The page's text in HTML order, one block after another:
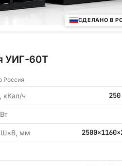
СДЕЛАНО В
УИГ-60Т
Россия
кКал/ч
мм